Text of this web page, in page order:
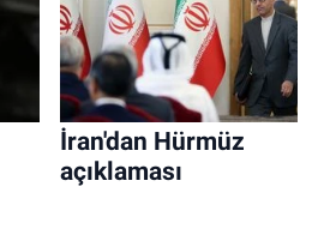
İran'dan Hürmüz
açıklaması